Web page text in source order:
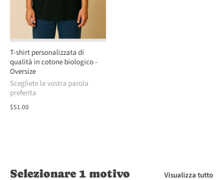
T-shirt personalizzata di
qualità in cotone biologico -
Oversize
Scegliete la vostra parola
preferita
$51.00
Selezionare 1 motivo Visualizza tutto